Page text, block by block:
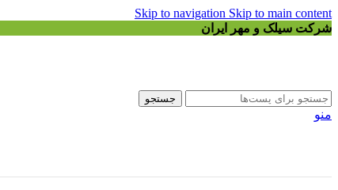
Skip to navigation Skip to main content
شرکت سیلک و مهر ایران
جستجو
منو